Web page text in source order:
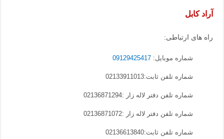
آراد کابل
راه های ارتباطی:
شماره موبایل:09129425417
شماره تلفن ثابت:02133911013
شماره تلفن دفتر لاله زار :02136871294
شماره تلفن دفتر لاله زار :02136871072
شماره تلفن ثابت:02136613840